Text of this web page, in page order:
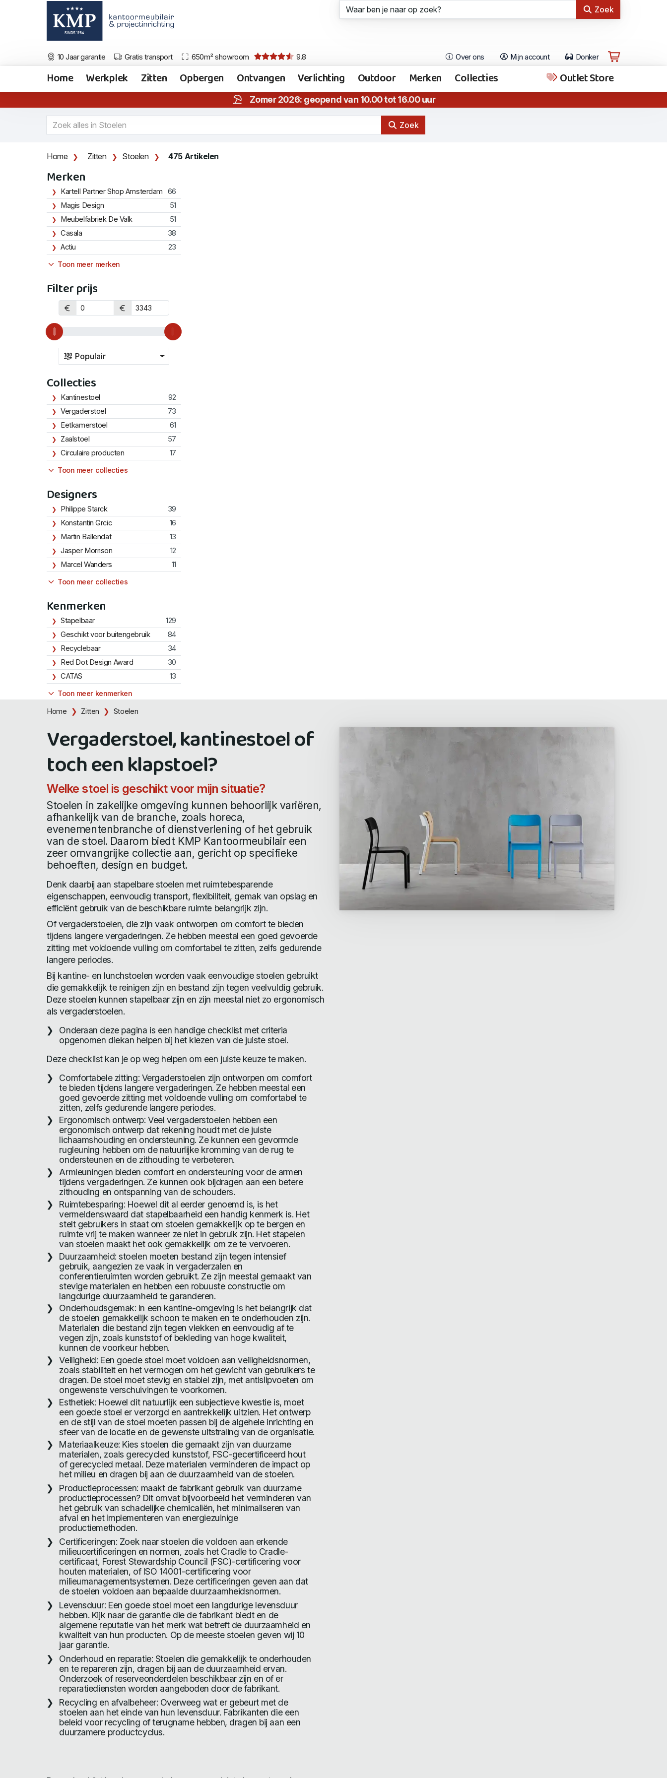
Zoek
10 Jaar garantie Gratis transport 650m² showroom 9.8 Over ons Mijn account Donker
Home Werkplek Zitten Opbergen Ontvangen Verlichting Outdoor Merken Collecties Outlet Store
Zomer 2026: geopend van 10.00 tot 16.00 uur
Zoek
Home Zitten Stoelen 475 Artikelen
Merken
Kartell Partner Shop Amsterdam
66
Magis Design
51
Meubelfabriek De Valk
51
Casala
38
Actiu
23
Toon meer merken
Filter prijs
Populair
Collecties
Kantinestoel
92
Vergaderstoel
73
Eetkamerstoel
61
Zaalstoel
57
Circulaire producten
17
Toon meer collecties
Designers
Philippe Starck
39
Konstantin Grcic
16
Martin Ballendat
13
Jasper Morrison
12
Marcel Wanders
11
Toon meer collecties
Kenmerken
Stapelbaar
129
Geschikt voor buitengebruik
84
Recyclebaar
34
Red Dot Design Award
30
CATAS
13
Toon meer kenmerken
Home
Zitten Stoelen
Vergaderstoel, kantinestoel of
toch een klapstoel?
Welke stoel is geschikt voor mijn situatie?
Stoelen in zakelijke omgeving kunnen behoorlijk variëren,
afhankelijk van de branche, zoals horeca,
evenementenbranche of dienstverlening of het gebruik
van de stoel. Daarom biedt KMP Kantoormeubilair een
zeer omvangrijke collectie aan, gericht op specifieke
behoeften, design en budget.
Denk daarbij aan stapelbare stoelen met ruimtebesparende
eigenschappen, eenvoudig transport, flexibiliteit, gemak van opslag en
efficiënt gebruik van de beschikbare ruimte belangrijk zijn.
Of vergaderstoelen, die zijn vaak ontworpen om comfort te bieden
tijdens langere vergaderingen. Ze hebben meestal een goed gevoerde
zitting met voldoende vulling om comfortabel te zitten, zelfs gedurende
langere periodes.
Bij kantine- en lunchstoelen worden vaak eenvoudige stoelen gebruikt
die gemakkelijk te reinigen zijn en bestand zijn tegen veelvuldig gebruik.
Deze stoelen kunnen stapelbaar zijn en zijn meestal niet zo ergonomisch
als vergaderstoelen.
Onderaan deze pagina is een handige checklist met criteria
opgenomen diekan helpen bij het kiezen van de juiste stoel.
Deze checklist kan je op weg helpen om een juiste keuze te maken.
Comfortabele zitting: Vergaderstoelen zijn ontworpen om comfort
te bieden tijdens langere vergaderingen. Ze hebben meestal een
goed gevoerde zitting met voldoende vulling om comfortabel te
zitten, zelfs gedurende langere periodes.
Ergonomisch ontwerp: Veel vergaderstoelen hebben een
ergonomisch ontwerp dat rekening houdt met de juiste
lichaamshouding en ondersteuning. Ze kunnen een gevormde
rugleuning hebben om de natuurlijke kromming van de rug te
ondersteunen en de zithouding te verbeteren.
Armleuningen bieden comfort en ondersteuning voor de armen
tijdens vergaderingen. Ze kunnen ook bijdragen aan een betere
zithouding en ontspanning van de schouders.
Ruimtebesparing: Hoewel dit al eerder genoemd is, is het
vermeldenswaard dat stapelbaarheid een handig kenmerk is. Het
stelt gebruikers in staat om stoelen gemakkelijk op te bergen en
ruimte vrij te maken wanneer ze niet in gebruik zijn. Het stapelen
van stoelen maakt het ook gemakkelijk om ze te vervoeren.
Duurzaamheid: stoelen moeten bestand zijn tegen intensief
gebruik, aangezien ze vaak in vergaderzalen en
conferentieruimten worden gebruikt. Ze zijn meestal gemaakt van
stevige materialen en hebben een robuuste constructie om
langdurige duurzaamheid te garanderen.
Onderhoudsgemak: In een kantine-omgeving is het belangrijk dat
de stoelen gemakkelijk schoon te maken en te onderhouden zijn.
Materialen die bestand zijn tegen vlekken en eenvoudig af te
vegen zijn, zoals kunststof of bekleding van hoge kwaliteit,
kunnen de voorkeur hebben.
Veiligheid: Een goede stoel moet voldoen aan veiligheidsnormen,
zoals stabiliteit en het vermogen om het gewicht van gebruikers te
dragen. De stoel moet stevig en stabiel zijn, met antislipvoeten om
ongewenste verschuivingen te voorkomen.
Esthetiek: Hoewel dit natuurlijk een subjectieve kwestie is, moet
een goede stoel er verzorgd en aantrekkelijk uitzien. Het ontwerp
en de stijl van de stoel moeten passen bij de algehele inrichting en
sfeer van de locatie en de gewenste uitstraling van de organisatie.
Materiaalkeuze: Kies stoelen die gemaakt zijn van duurzame
materialen, zoals gerecycled kunststof, FSC-gecertificeerd hout
of gerecycled metaal. Deze materialen verminderen de impact op
het milieu en dragen bij aan de duurzaamheid van de stoelen.
Productieprocessen: maakt de fabrikant gebruik van duurzame
productieprocessen? Dit omvat bijvoorbeeld het verminderen van
het gebruik van schadelijke chemicaliën, het minimaliseren van
afval en het implementeren van energiezuinige
productiemethoden.
Certificeringen: Zoek naar stoelen die voldoen aan erkende
milieucertificeringen en normen, zoals het Cradle to Cradle-
certificaat, Forest Stewardship Council (FSC)-certificering voor
houten materialen, of ISO 14001-certificering voor
milieumanagementsystemen. Deze certificeringen geven aan dat
de stoelen voldoen aan bepaalde duurzaamheidsnormen.
Levensduur: Een goede stoel moet een langdurige levensduur
hebben. Kijk naar de garantie die de fabrikant biedt en de
algemene reputatie van het merk wat betreft de duurzaamheid en
kwaliteit van hun producten. Op de meeste stoelen geven wij 10
jaar garantie.
Onderhoud en reparatie: Stoelen die gemakkelijk te onderhouden
en te repareren zijn, dragen bij aan de duurzaamheid ervan.
Onderzoek of reserveonderdelen beschikbaar zijn en of er
reparatiediensten worden aangeboden door de fabrikant.
Recycling en afvalbeheer: Overweeg wat er gebeurt met de
stoelen aan het einde van hun levensduur. Fabrikanten die een
beleid voor recycling of terugname hebben, dragen bij aan een
duurzamere productcyclus.